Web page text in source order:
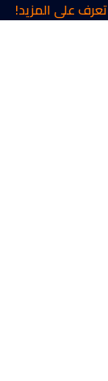
تعرف على المزيد!